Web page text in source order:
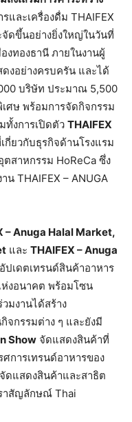
และเครื่องดื่ม THAIFEX
ดขึ้นอย่างยิ่งใหญ่ในวันที่
ทองธานี ภายในงานผู้
งอย่างครบครัน และได้
บริษัท ประมาณ 5,500
ศษ พร้อมการจัดกิจกรรม
ทั้งการเปิดตัว THAIFEX
กี่ยวกับธุรกิจด้านโรงแรม
สาหกรรม HoReCa ซึ่ง
น THAIFEX – ANUGA
– Anuga Halal Market,
และ THAIFEX – Anuga
ปเดตเทรนด์สินค้าอาหาร
งอนาคต พร้อมโซน
มงานได้สร้าง
กรรมต่าง ๆ และยังมี
Show จัดแสดงสินค้าที่
การเทรนด์อาหารของ
จัดแสดงสินค้าและสาธิต
าสัญลักษณ์ Thai